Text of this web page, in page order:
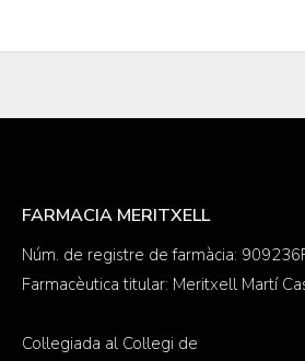
FARMACIA MERITXELL
Núm. de registre de farmàcia:
Farmacèutica titular: Meritxell Martí
Col·legiada al Col·legi de